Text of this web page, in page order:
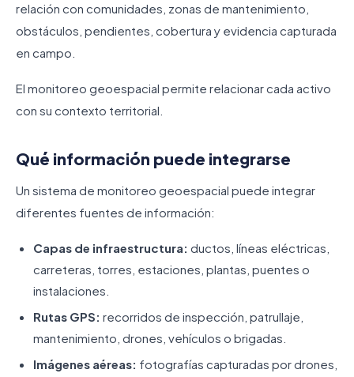
relación con comunidades, zonas de mantenimiento,
obstáculos, pendientes, cobertura y evidencia capturada
en campo.
El monitoreo geoespacial permite relacionar cada activo
con su contexto territorial.
Qué información puede integrarse
Un sistema de monitoreo geoespacial puede integrar
diferentes fuentes de información:
Capas de infraestructura: ductos, líneas eléctricas,
carreteras, torres, estaciones, plantas, puentes o
instalaciones.
Rutas GPS: recorridos de inspección, patrullaje,
mantenimiento, drones, vehículos o brigadas.
Imágenes aéreas: fotografías capturadas por drones,